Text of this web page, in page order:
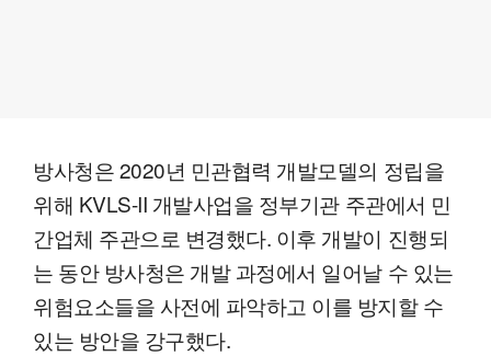
방사청은 2020년 민관협력 개발모델의 정립을
위해 KVLS-II 개발사업을 정부기관 주관에서 민
간업체 주관으로 변경했다. 이후 개발이 진행되
는 동안 방사청은 개발 과정에서 일어날 수 있는
위험요소들을 사전에 파악하고 이를 방지할 수
있는 방안을 강구했다.